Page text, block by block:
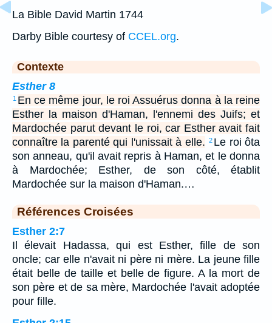
La Bible David Martin 1744
Darby Bible courtesy of CCEL.org.
Contexte
Esther 8
1 En ce même jour, le roi Assuérus donna à la reine
Esther la maison d'Haman, l'ennemi des Juifs; et
Mardochée parut devant le roi, car Esther avait fait
connaître la parenté qui l'unissait à elle. 2 Le roi ôta
son anneau, qu'il avait repris à Haman, et le donna
à Mardochée; Esther, de son côté, établit
Mardochée sur la maison d'Haman.…
Références Croisées
Esther 2:7
Il élevait Hadassa, qui est Esther, fille de son
oncle; car elle n'avait ni père ni mère. La jeune fille
était belle de taille et belle de figure. A la mort de
son père et de sa mère, Mardochée l'avait adoptée
pour fille.